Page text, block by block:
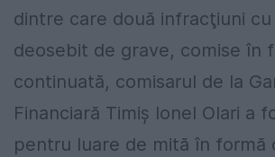
dintre care două infracţiuni
deosebit de grave, comise în
continuată, comisarul de la
Financiară Timiş Ionel Olari a
pentru luare de mită în formă